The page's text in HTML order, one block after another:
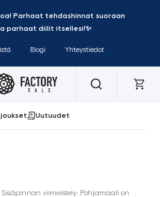
Parhaat tehdashinnat suoraan
parhaat diilit itsellesi!✨
Blogi Yhteystiedot
Uutuudet
Sisäpinnan viimeistely: Pohjamaali on